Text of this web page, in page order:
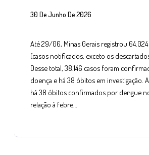
30 De Junho De 2026
Até 29/06, Minas Gerais registrou
(casos notificados, exceto os
Desse total, 38.146 casos foram
doença e há 38 óbitos em investigação.
há 38 óbitos confirmados por dengue
relação à febre…